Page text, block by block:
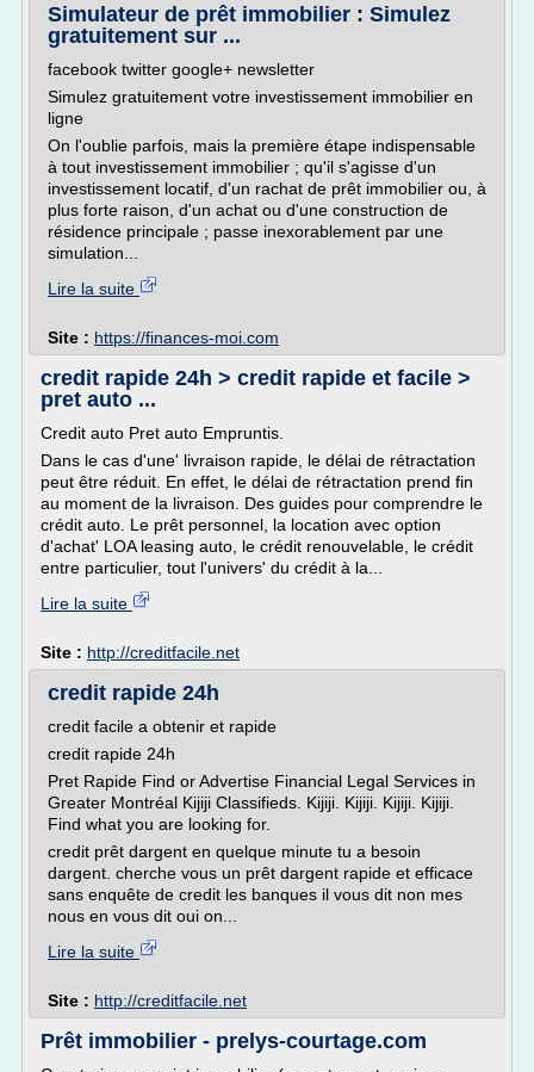
Simulateur de prêt immobilier : Simulez
gratuitement sur ...
facebook twitter google+ newsletter
Simulez gratuitement votre investissement immobilier en
ligne
On l'oublie parfois, mais la première étape indispensable
à tout investissement immobilier ; qu'il s'agisse d'un
investissement locatif, d'un rachat de prêt immobilier ou, à
plus forte raison, d'un achat ou d'une construction de
résidence principale ; passe inexorablement par une
simulation...
Lire la suite
Site : https://finances-moi.com
credit rapide 24h > credit rapide et facile >
pret auto ...
Credit auto Pret auto Empruntis.
Dans le cas d'une' livraison rapide, le délai de rétractation
peut être réduit. En effet, le délai de rétractation prend fin
au moment de la livraison. Des guides pour comprendre le
crédit auto. Le prêt personnel, la location avec option
d'achat' LOA leasing auto, le crédit renouvelable, le crédit
entre particulier, tout l'univers' du crédit à la...
Lire la suite
Site : http://creditfacile.net
credit rapide 24h
credit facile a obtenir et rapide
credit rapide 24h
Pret Rapide Find or Advertise Financial Legal Services in
Greater Montréal Kijiji Classifieds. Kijiji. Kijiji. Kijiji. Kijiji.
Find what you are looking for.
credit prêt dargent en quelque minute tu a besoin
dargent. cherche vous un prêt dargent rapide et efficace
sans enquête de credit les banques il vous dit non mes
nous en vous dit oui on...
Lire la suite
Site : http://creditfacile.net
Prêt immobilier - prelys-courtage.com